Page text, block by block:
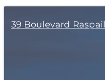
39 Boulevard Raspail